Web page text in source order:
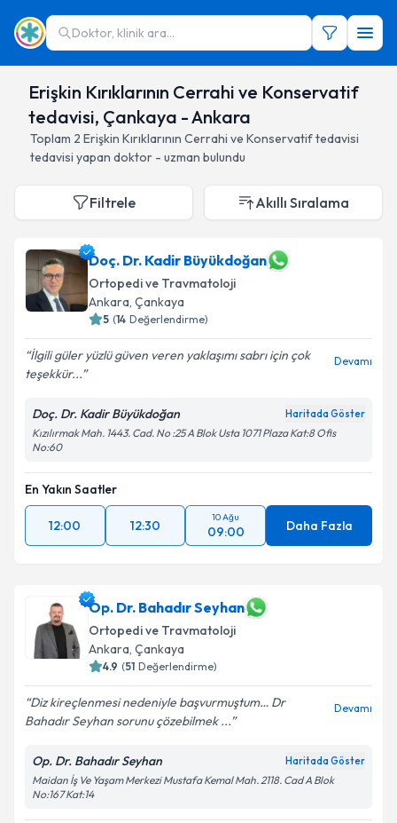
Doktor, klinik ara...
Erişkin Kırıklarının Cerrahi ve Konservatif
tedavisi, Çankaya - Ankara
Toplam 2 Erişkin Kırıklarının Cerrahi ve Konservatif tedavisi
tedavisi yapan doktor - uzman bulundu
Filtrele Akıllı Sıralama
Doç. Dr. Kadir Büyükdoğan
Ortopedi ve Travmatoloji
Ankara, Çankaya
5 (14 Değerlendirme)
İlgili güler yüzlü güven veren yaklaşımı sabrı için çok
teşekkür...
Devamı
Doç. Dr. Kadir Büyükdoğan Haritada Göster
Kızılırmak Mah. 1443. Cad. No :25 A Blok Usta 1071 Plaza Kat:8 Ofis
No:60
En Yakın Saatler
12:00 12:30
10 Ağu
09:00 Daha Fazla
Op. Dr. Bahadır Seyhan
Ortopedi ve Travmatoloji
Ankara, Çankaya
4.9 (51 Değerlendirme)
Diz kireçlenmesi nedeniyle başvurmuştum… Dr
Bahadır Seyhan sorunu çözebilmek ...
Devamı
Op. Dr. Bahadır Seyhan Haritada Göster
Maidan İş Ve Yaşam Merkezi Mustafa Kemal Mah. 2118. Cad A Blok
No:167 Kat:14